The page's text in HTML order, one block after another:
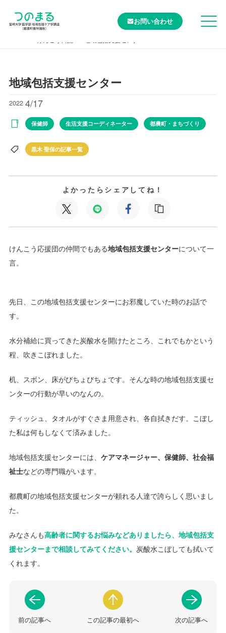
お問い合わせ
地域包括支援センター
2022 4/17
保健師 生活支援コーディネーター 都農町・まちづくり
黒木 聖保の記事一覧
よかったらシェアしてね！
けんこう応援団の仲間でもある地域包括支援センターについて一
言。
先日、この地域包括支援センターにお邪魔していた時のお話で
す。
水分補給に買ってきた炭酸水を開けたところ、これでもかという
程、吹きこぼれました。
机、スボン、床がびちょびちょです。そんな時の地域包括支援セ
ンターの行動が早いのなんの。
ティッシュ、タオルがすぐさま用意され、各自拭きだす。こぼし
た私は何もしなくて済みました。
地域包括支援センターには、 ケアマネージャー、保健師、社会福
祉士などの専門職がいます。
都農町の地域包括支援センターが頼れる人達で誇らしく思いまし
た。
みなさんも高齢者に関するお悩みなどありましたら、地域包括支
援センターまで相談してみてください。 炭酸水こぼしても拭いて
くれます。
前の記事へ この記事の最初へ 次の記事へ